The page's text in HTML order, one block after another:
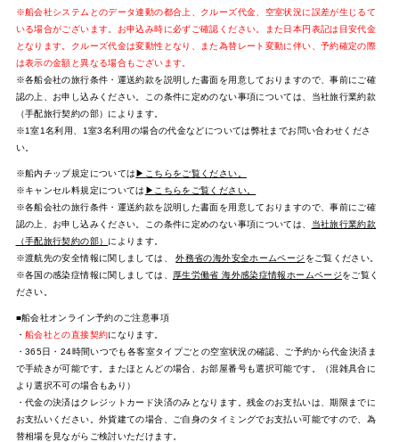
※船会社システムとのデータ連動の都合上、クルーズ代金、空室状況に誤差が生じるて
いる場合がございます。お申込み時に必ずご確認ください。また日本円表記は目安代金
となります。クルーズ代金は変動性となり、また為替レート変動に伴い、予約確定の際
は表示の金額と異なる場合もございます。
※各船会社の旅行条件・運送約款を説明した書面を用意しておりますので、事前にご確
認の上、お申し込みください。この条件に定めのない事項については、当社旅行業約款
（手配旅行契約の部）によります。
※1室1名利用、1室3名利用の場合の代金などについては弊社までお問い合わせくださ
い。
※船内チップ規定については▶こちらをご覧ください。
※キャンセル料規定については ▶こちらをご覧ください。
※各船会社の旅行条件・運送約款を説明した書面を用意しておりますので、事前にご確
認の上、お申し込みください。この条件に定めのない事項については、
当社旅行業約款
（手配旅行契約の部） によります。
※渡航先の安全情報に関しましては、外務省の海外安全ホームページ をご覧ください。
※各国の感染症情報に関しましては、
厚生労働省 海外感染症情報ホームページをご覧く
ださい。
■船会社オンライン予約のご注意事項
・ 船会社との直接契約になります。
・365日・24時間いつでも各客室タイプごとの空室状況の確認、ご予約から代金決済ま
で手続きが可能です。またほとんどの場合、お部屋番号も選択可能です。（混雑具合に
より選択不可の場合もあり）
・代金の決済はクレジットカード決済のみとなります。残金のお支払いは、期限までに
お支払いください。外貨建ての場合、ご自身のタイミングでお支払い可能ですので、為
替相場を見ながらご検討いただけます。